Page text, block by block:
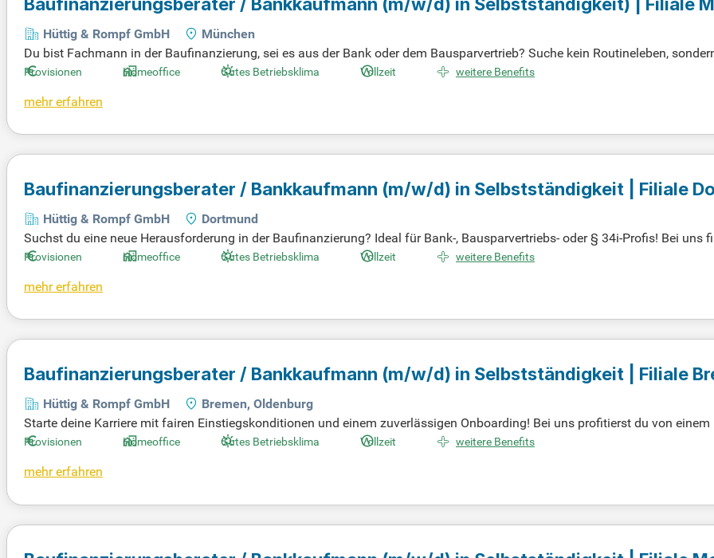
Hüttig & Rompf GmbH
München
Du bist Fachmann in der Baufinanzierung, sei es aus der Bank oder dem Bausparvertrieb? Suche kein Routineleben,
d, das unternehmerisches Handeln fördert. Deine Beratungsstrategie basiert auf Verlässlichkeit und Augenhöhe, wodurch
chtig. Bei uns bist du kein Teil einer Vertriebslinie, sondern ein geschätzter Partner, der aktiv zum Erfolg beiträgt. Entfalte
Provisionen Homeoffice Gutes Betriebsklima Vollzeit weitere Benefits
mehr erfahren
Baufinanzierungsberater / Bankkaufmann (m/w/d) in Selbstständigkeit | Filiale
Hüttig & Rompf GmbH
Dortmund
Suchst du eine neue Herausforderung in der Baufinanzierung? Ideal für Bank-, Bausparvertriebs- oder § 34i-Profis! Bei uns
ftliches Arbeitsumfeld, in dem Unternehmergeist zählt. Du berätst auf Augenhöhe und weißt, dass Vertrauen die Grundlage
in Vertriebler bist, sondern ein geschätzter Partner.
Provisionen Homeoffice Gutes Betriebsklima Vollzeit weitere Benefits
mehr erfahren
Baufinanzierungsberater / Bankkaufmann (m/w/d) in Selbstständigkeit | Filiale
Hüttig & Rompf GmbH
Bremen, Oldenburg
Starte deine Karriere mit fairen Einstiegskonditionen und einem zuverlässigen Onboarding! Bei uns profitierst du von
sionsmodell, das dir Wachstumsmöglichkeiten bietet. Du wählst, ob du im Homeoffice oder Büro arbeiten möchtest –
st. Profitiere von einem starken Teamspirit, einem effizienten Backoffice und klaren Prozessen, die dir den Rücken
Provisionen Homeoffice Gutes Betriebsklima Vollzeit weitere Benefits
mehr erfahren